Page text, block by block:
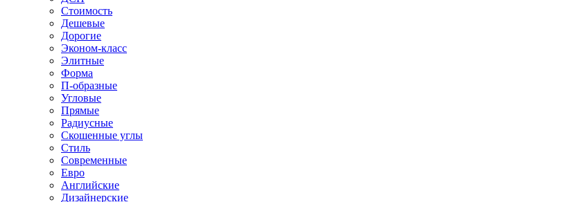
Стоимость
Дешевые
Дорогие
Эконом-класс
Элитные
Форма
П-образные
Угловые
Прямые
Радиусные
Скошенные углы
Стиль
Современные
Евро
Английские
Дизайнерские